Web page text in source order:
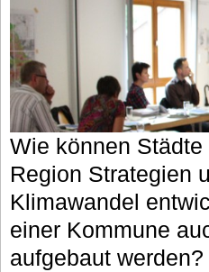
Wie können
Region Strategien
Klimawandel
einer Kommune
aufgebaut